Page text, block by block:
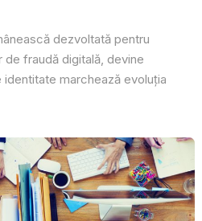
dezvoltată pentru
fraudă digitală, devine
identitate marchează evoluția